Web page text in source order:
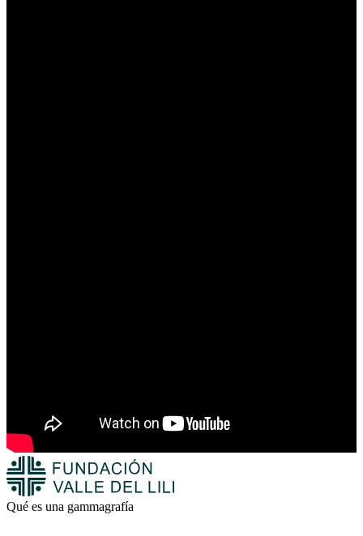
Qué es una gammagrafía